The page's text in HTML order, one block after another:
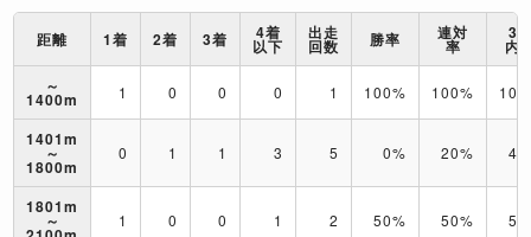
距離 1着 2着 3着 4着
以下
出走
回数 勝率 連対
率
3
内
～
1400m 1 0 0 0 1 100% 100%
1401m
～
1800m
0 1 1 3 5 0% 20%
1801m
～ 1 0 0 1 2 50% 50%